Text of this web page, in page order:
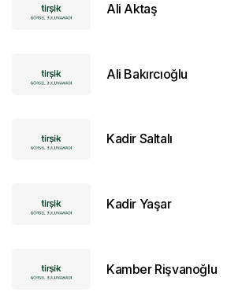
Ali Aktaş
Ali Bakırcıoğlu
Kadir Saltalı
Kadir Yaşar
Kamber Rişvanoğlu